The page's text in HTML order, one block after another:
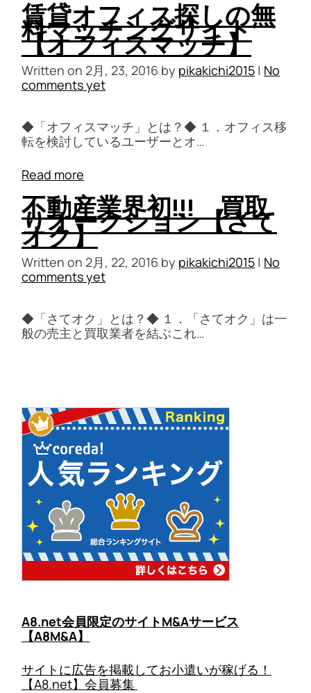
賃貸オフィス探しの無
料マッチングサイト
【オフィスマッチ】
Written on 2月, 23, 2016 by pikakichi2015 | No
comments yet
◆「オフィスマッチ」とは？◆ １．オフィス移
転を検討しているユーザーとオ…
Read more
不動産業界初!!! 買取
りオークション【さて
オク】
Written on 2月, 22, 2016 by pikakichi2015 | No
comments yet
◆「さてオク」とは？◆ １．「さてオク」は一
般の売主と買取業者を結ぶこれ…
A8.net会員限定のサイトM&Aサービス
【A8M&A】
サイトに広告を掲載してお小遣いが稼げる！
【A8.net】会員募集